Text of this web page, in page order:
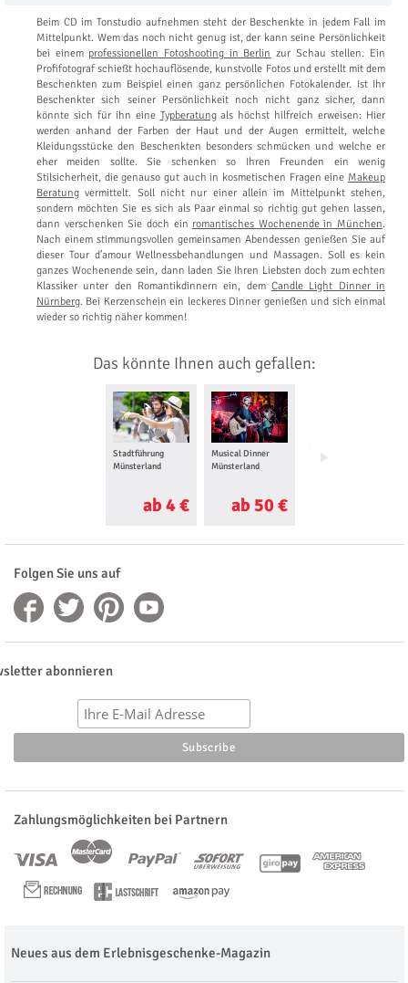
Beim CD im Tonstudio aufnehmen steht der Beschenkte in jedem Fall im
Mittelpunkt. Wem das noch nicht genug ist, der kann seine Persönlichkeit
bei einem professionellen Fotoshooting in Berlin zur Schau stellen. Ein
Profifotograf schießt hochauflösende, kunstvolle Fotos und erstellt mit dem
Beschenkten zum Beispiel einen ganz persönlichen Fotokalender. Ist Ihr
Beschenkter sich seiner Persönlichkeit noch nicht ganz sicher, dann
könnte sich für ihn eine Typberatungals höchst hilfreich erweisen: Hier
werden anhand der Farben der Haut und der Augen ermittelt, welche
Kleidungsstücke den Beschenkten besonders schmücken und welche er
eher meiden sollte. Sie schenken so Ihren Freunden ein wenig
Stilsicherheit, die genauso gut auch in kosmetischen Fragen eine Makeup
Beratung vermittelt. Soll nicht nur einer allein im Mittelpunkt stehen,
sondern möchten Sie es sich als Paar einmal so richtig gut gehen lassen,
dann verschenken Sie doch ein romantisches Wochenende in München.
Nach einem stimmungsvollen gemeinsamen Abendessen genießen Sie auf
dieser Tour d’amour Wellnessbehandlungen und Massagen. Soll es kein
ganzes Wochenende sein, dann laden Sie Ihren Liebsten doch zum echten
Klassiker unter den Romantikdinnern ein, dem Candle Light Dinner in
Nürnberg. Bei Kerzenschein ein leckeres Dinner genießen und sich einmal
wieder so richtig näher kommen!
Das könnte Ihnen auch gefallen:
Stadtführung
Münsterland
ab 4 €
Musical Dinner
Münsterland
ab 50 €
Foto Love Story für
Folgen Sie uns auf
abonnieren
Zahlungsmöglichkeiten bei Partnern
Neues aus dem Erlebnisgeschenke-Magazin